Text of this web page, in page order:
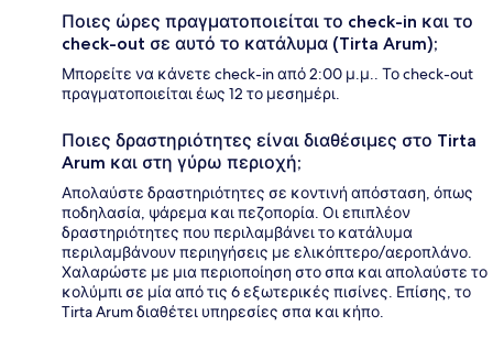
Ποιες ώρες πραγματοποιείται το check-in και το
check-out σε αυτό το κατάλυμα (Tirta Arum);
Μπορείτε να κάνετε check-in από 2:00 μ.μ.. Το check-out
πραγματοποιείται έως 12 το μεσημέρι.
Ποιες δραστηριότητες είναι διαθέσιμες στο Tirta
Arum και στη γύρω περιοχή;
Απολαύστε δραστηριότητες σε κοντινή απόσταση, όπως
ποδηλασία, ψάρεμα και πεζοπορία. Οι επιπλέον
δραστηριότητες που περιλαμβάνει το κατάλυμα
περιλαμβάνουν περιηγήσεις με ελικόπτερο/αεροπλάνο.
Χαλαρώστε με μια περιοποίηση στο σπα και απολαύστε το
κολύμπι σε μία από τις 6 εξωτερικές πισίνες. Επίσης, το
Tirta Arum διαθέτει υπηρεσίες σπα και κήπο.